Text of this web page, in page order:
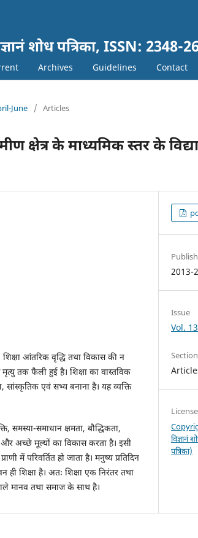
शोध पत्रिका, ISSN:
Archives Guidelines Contact
June / Articles
क्षेत्र के माध्यमिक स्तर के
आंतरिक वृद्धि तथा विकास की न
तक फैली हुई है। शिक्षा का वास्तविक
सांस्कृतिक एवं सभ्य बनाना है। यह व्यक्ति
समस्या-समाधान क्षमता, बौद्धिकता,
अच्छे मूल्यों का विकास करता है। इसी
में परिवर्तित हो जाता है। मनुष्य प्रतिदिन
शिक्षा है। अतः शिक्षा एक निरंतर तथा
मानव तथा समाज के साथ है।
2013-
Issue
Vol.
Section
License
विज्ञानं
पत्रिका)